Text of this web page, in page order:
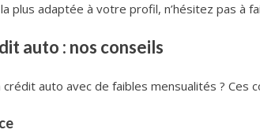
plus adaptée à votre profil, n’hésitez pas à
auto : nos conseils
auto avec de faibles mensualités ? Ces